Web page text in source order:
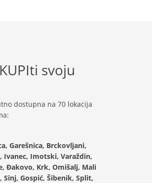
svoju
dostupna na 70 lokacija
Garešnica, Brckovljani,
Ivanec, Imotski, Varaždin,
Đakovo, Krk, Omišalj, Mali
Gospić, Šibenik, Split,